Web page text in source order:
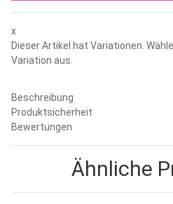
x
Dieser Artikel hat Variationen.
Variation aus.
Beschreibung
Produktsicherheit
Bewertungen
Ähnliche